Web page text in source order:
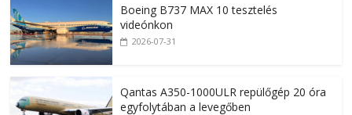
Boeing B737 MAX 10 tesztelés
videónkon
2026-07-31
Qantas A350-1000ULR repülőgép 20 óra
egyfolytában a levegőben